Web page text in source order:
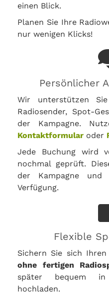
einen Blick.
Planen Sie Ihre
nur wenigen Klicks!
Persönlicher
Wir unterstützen
Radiosender, Spot-
der Kampagne.
Kontaktformular oder
Jede Buchung wird
nochmal geprüft.
der Kampagne
Verfügung.
Flexible
Sichern Sie sich
ohne fertigen
später bequem in
hochladen.